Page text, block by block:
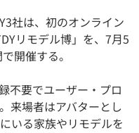
社は、初のオンライン
リモデル博」を、7月5
開催する。
不要でユーザー・プロ
来場者はアバターとし
いる家族やリモデルを